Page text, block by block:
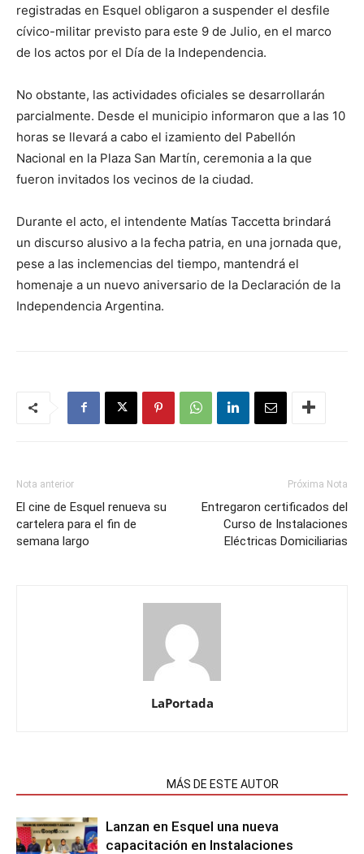
registradas en Esquel obligaron a suspender el desfile
cívico-militar previsto para este 9 de Julio, en el marco
de los actos por el Día de la Independencia.
No obstante, las actividades oficiales se desarrollarán
parcialmente. Desde el municipio informaron que a las 10
horas se llevará a cabo el izamiento del Pabellón
Nacional en la Plaza San Martín, ceremonia a la que
fueron invitados los vecinos de la ciudad.
Durante el acto, el intendente Matías Taccetta brindará
un discurso alusivo a la fecha patria, en una jornada que,
pese a las inclemencias del tiempo, mantendrá el
homenaje a un nuevo aniversario de la Declaración de la
Independencia Argentina.
Nota anterior
El cine de Esquel renueva su
cartelera para el fin de
semana largo
Próxima Nota
Entregaron certificados del
Curso de Instalaciones
Eléctricas Domiciliarias
LaPortada
MÁS DE ESTE AUTOR
Lanzan en Esquel una nueva
capacitación en Instalaciones